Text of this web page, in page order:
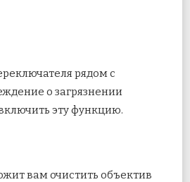
рядом с
о загрязнении
эту функцию.
вам очистить объектив